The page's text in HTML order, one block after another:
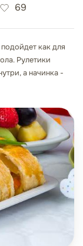
69
как для
Рулетики
а начинка -